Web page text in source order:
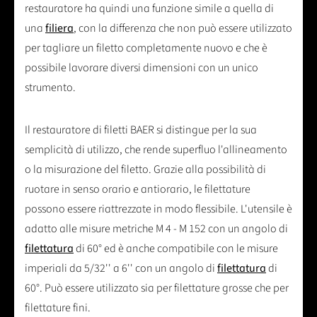
restauratore ha quindi una funzione simile a quella di
unafiliera, con la differenza che non può essere utilizzato
per tagliare un filetto completamente nuovo e che è
possibile lavorare diversi dimensioni con un unico
strumento.
Il restauratore di filetti BAER si distingue per la sua
semplicità di utilizzo, che rende superfluo l'allineamento
o la misurazione del filetto. Grazie alla possibilità di
ruotare in senso orario e antiorario, le filettature
possono essere riattrezzate in modo flessibile. L'utensile è
adatto alle misure metriche M 4 - M 152 con un angolo di
filettaturadi 60° ed è anche compatibile con le misure
imperiali da 5/32'' a 6'' con un angolo difilettaturadi
60°. Può essere utilizzato sia per filettature grosse che per
filettature fini.